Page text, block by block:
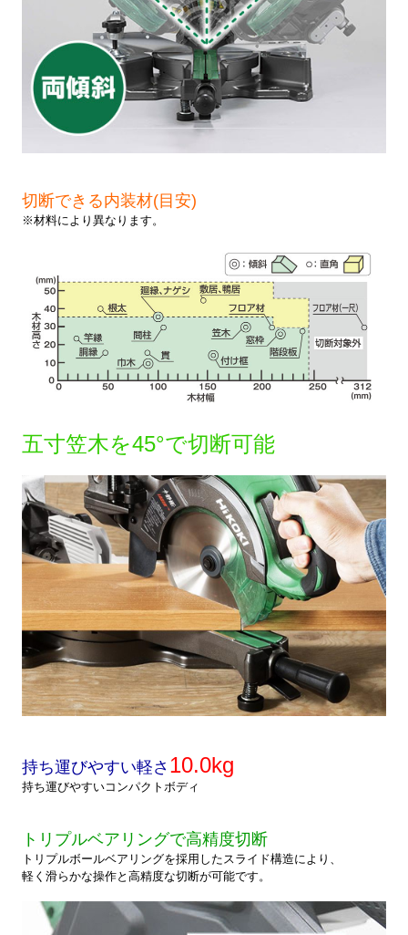
切断できる内装材(目安)
※材料により異なります。
五寸笠木を45°で切断可能
持ち運びやすい軽さ 10.0kg
持ち運びやすいコンパクトボディ
トリプルベアリングで高精度切断
トリプルボールベアリングを採用したスライド構造により、
軽く滑らかな操作と高精度な切断が可能です。